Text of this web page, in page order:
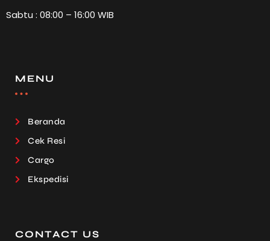
Sabtu : 08:00 – 16:00 WIB
MENU
Beranda
Cek Resi
Cargo
Ekspedisi
CONTACT US